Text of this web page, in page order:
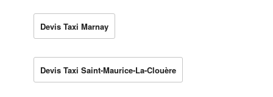
Devis Taxi Marnay
Devis Taxi Saint-Maurice-La-Clouère